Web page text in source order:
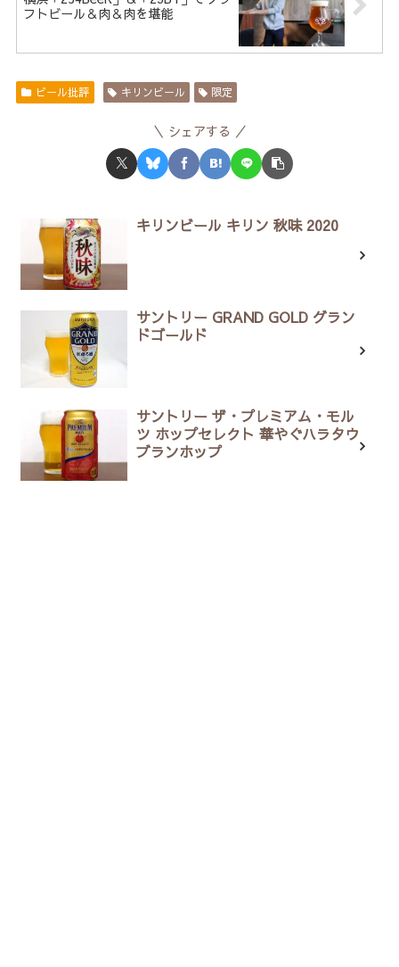
フトビール＆肉＆肉を堪能
ビール批評 キリンビール 限定
シェアする
キリンビール キリン 秋味 2020
サントリー GRAND GOLD グラン
ドゴールド
サントリー ザ・プレミアム・モル
ツ ホップセレクト 華やぐハラタウ
ブランホップ